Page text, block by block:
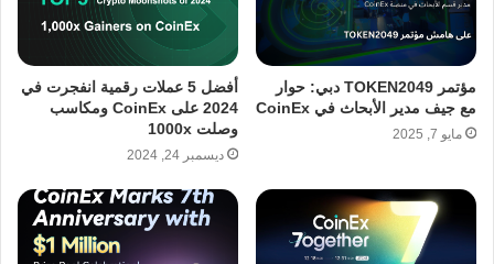
مؤتمر TOKEN2049 دبي: حوار
مع جيف مدير الأبحاث في CoinEx
مايو 7, 2025
أفضل 5 عملات رقمية انفجرت في
2024 على CoinEx ومكاسب
وصلت 1000x
ديسمبر 24, 2024